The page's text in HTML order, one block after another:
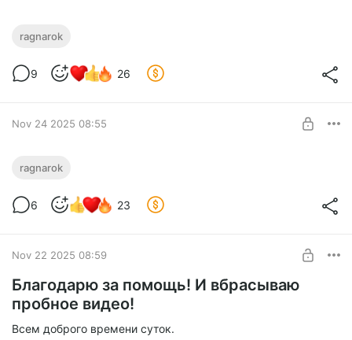
Релиз главы 220!
Level required:
Первопрофник
ragnarok
9 26
Nov 24 2025 08:55
Релиз главы 219
Level required:
Первопрофник
ragnarok
6 23
Nov 22 2025 08:59
Благодарю за помощь! И вбрасываю
пробное видео!
Всем доброго времени суток.